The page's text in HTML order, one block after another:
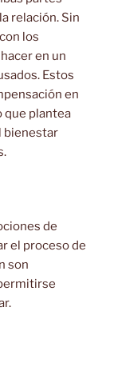
relación. Sin
los
en un
Estos
en
que plantea
bienestar
de
el proceso de
son